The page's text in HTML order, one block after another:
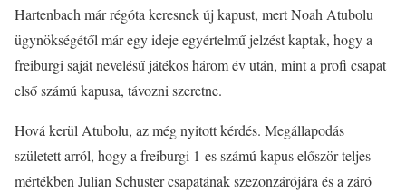
Hartenbach már régóta keresnek új kapust, mert Noah Atubolu
ügynökségétől már egy ideje egyértelmű jelzést kaptak, hogy a
freiburgi saját nevelésű játékos három év után, mint a profi csapat
első számú kapusa, távozni szeretne.
Hová kerül Atubolu, az még nyitott kérdés. Megállapodás
született arról, hogy a freiburgi 1-es számú kapus először teljes
mértékben Julian Schuster csapatának szezonzárójára és a záró